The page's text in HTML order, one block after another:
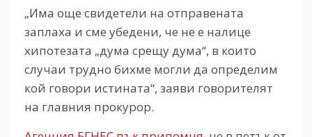
„Има още свидетели на отправената
заплаха и сме убедени, че не е налице
хипотезата „дума срещу дума“, в които
случаи трудно бихме могли да определим
кой говори истината“, заяви говорителят
на главния прокурор.